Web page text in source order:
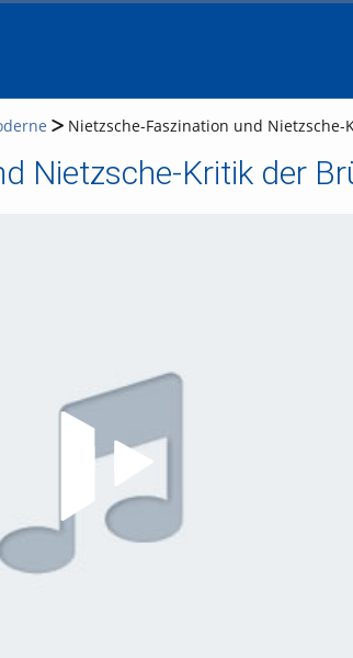
Nietzsche-Faszination und
Nietzsche-Kritik der